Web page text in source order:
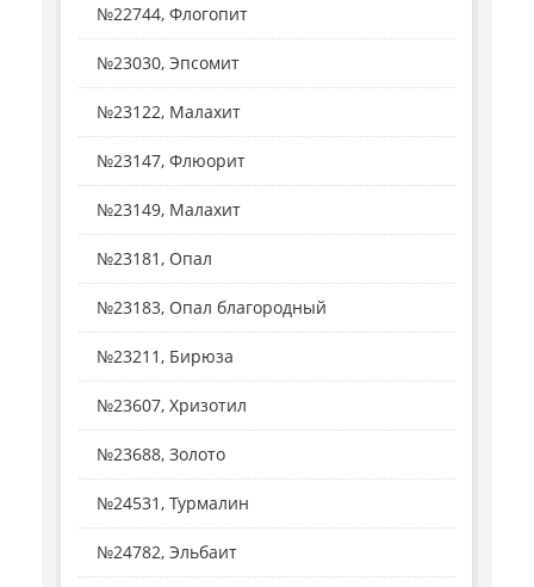
№22744, Флогопит
№23030, Эпсомит
№23122, Малахит
№23147, Флюорит
№23149, Малахит
№23181, Опал
№23183, Опал благородный
№23211, Бирюза
№23607, Хризотил
№23688, Золото
№24531, Турмалин
№24782, Эльбаит